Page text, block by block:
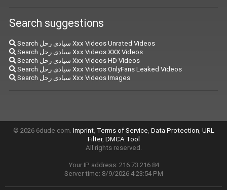
Search suggestions
Search سيادى رحل Xxx Videos Unrated Videos
Search سيادى رحل Xxx Videos XXX Videos
Search سيادى رحل Xxx Videos HD Videos
Search سيادى رحل Xxx Videos OnlyFans Leaked Videos
Search سيادى رحل Xxx Videos Images
© 2026 6dude.com. Imprint, Terms of Service, Data Protection, URL
Filter, DMCA Tool
All rights reserved.
Your IP address: 216.73.216.84
Server time: 8/9/2026 4:23:54 PM